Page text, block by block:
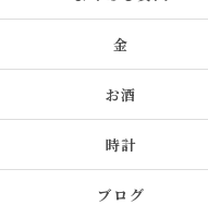
金
お酒
時計
ブログ